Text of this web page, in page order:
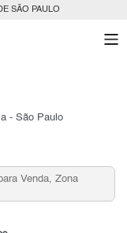
SÃO PAULO
- São Paulo
Venda, Zona